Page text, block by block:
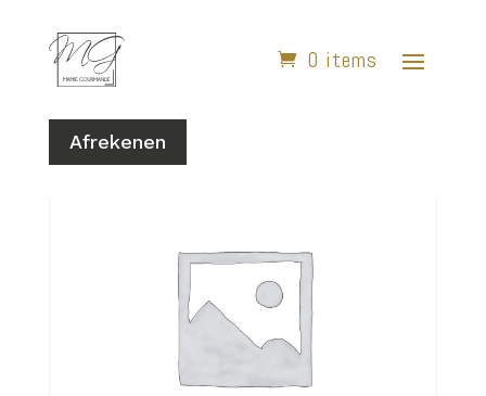
0 items
Afrekenen
Home/Grand Pains